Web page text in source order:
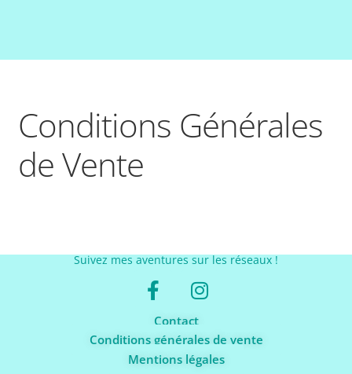
Conditions Générales
de Vente
Suivez mes aventures sur les réseaux !
Contact
Conditions générales de vente
Mentions légales